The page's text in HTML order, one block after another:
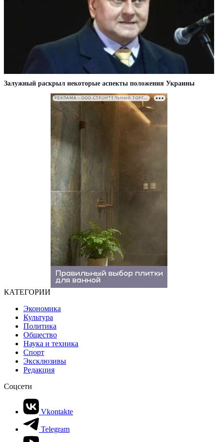
Залужный раскрыл некоторые аспекты положения Украины
РЕКЛАМА • ООО СТРОИТЕЛЬНЫЙ ТОРГОВЫЙ ДОМ «ПЕТРОВИЧ». ИНН: 7802348846
КАТЕГОРИИ
Экономика
Культура
Политика
Общество
Наука и техника
Спорт
Эксклюзивы
Редакция
Соцсети
Vkontakte
Telegram